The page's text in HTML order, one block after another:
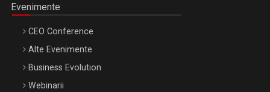
Evenimente
CEO Conference
Alte Evenimente
Business Evolution
Webinarii